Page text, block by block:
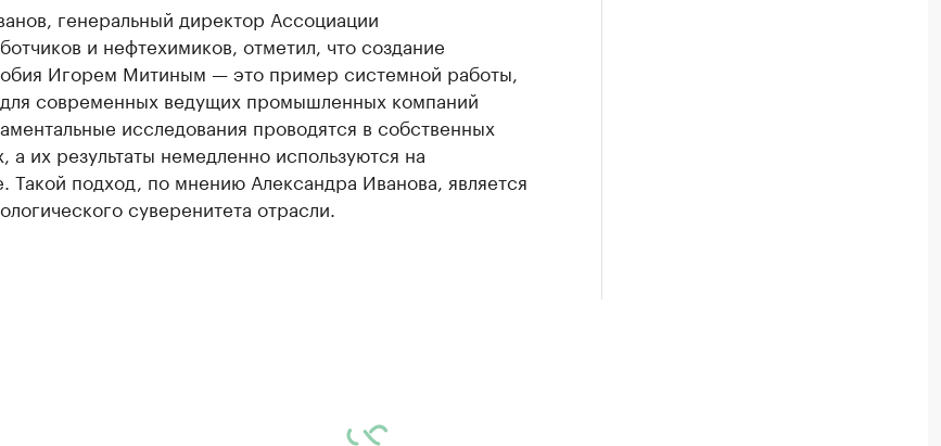
генеральный директор Ассоциации
и нефтехимиков, отметил, что создание
Игорем Митиным — это пример системной работы,
современных ведущих промышленных компаний
исследования проводятся в собственных
а их результаты немедленно используются на
Такой подход, по мнению Александра Иванова, является
суверенитета отрасли.